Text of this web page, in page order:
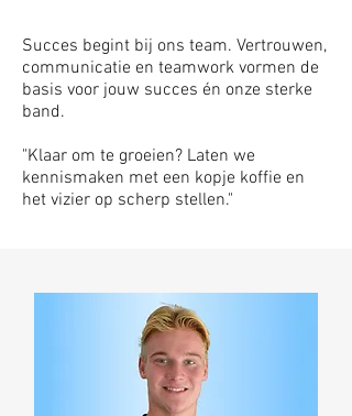
Succes begint bij ons team. Vertrouwen,
communicatie en teamwork vormen de
basis voor jouw succes én onze sterke
band.
"Klaar om te groeien? Laten we
kennismaken met een kopje koffie en
het vizier op scherp stellen."